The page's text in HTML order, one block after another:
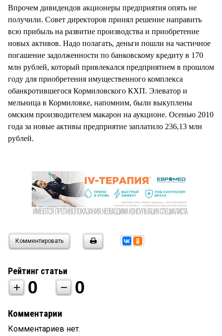
Впрочем дивидендов акционеры предприятия опять не
получили. Совет директоров принял решение направить
всю прибыль на развитие производства и приобретение
новых активов. Надо полагать, деньги пошли на частичное
погашение задолженности по банковскому кредиту в 170
млн рублей, который привлекался предприятием в прошлом
году для приобретения имущественного комплекса
обанкротившегося Кормиловского КХП. Элеватор и
мельница в Кормиловке, напомним, были выкуплены
омским производителем макарон на аукционе. Осенью 2010
года за новые активы предприятие заплатило 236,13 млн
рублей.
Комментировать
Рейтинг статьи
0 0
Комментарии
Комментариев нет.